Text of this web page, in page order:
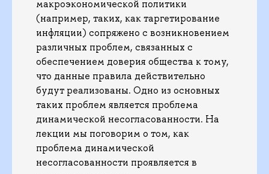
макроэкономической политики
(например, таких, как таргетирование
инфляции) сопряжено с возникновением
различных проблем, связанных с
обеспечением доверия общества к тому,
что данные правила действительно
будут реализованы. Одно из основных
таких проблем является проблема
динамической несогласованности. На
лекции мы поговорим о том, как
проблема динамической
несогласованности проявляется в